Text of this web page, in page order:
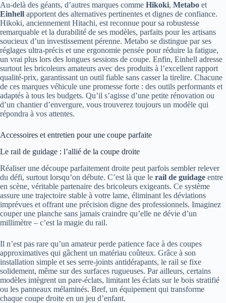
Au-delà des géants, d’autres marques comme Hikoki, Metabo et
Einhell apportent des alternatives pertinentes et dignes de confiance.
Hikoki, anciennement Hitachi, est reconnue pour sa robustesse
remarquable et la durabilité de ses modèles, parfaits pour les artisans
soucieux d’un investissement pérenne. Metabo se distingue par ses
réglages ultra-précis et une ergonomie pensée pour réduire la fatigue,
un vrai plus lors des longues sessions de coupe. Enfin, Einhell adresse
surtout les bricoleurs amateurs avec des produits à l’excellent rapport
qualité-prix, garantissant un outil fiable sans casser la tirelire. Chacune
de ces marques véhicule une promesse forte : des outils performants et
adaptés à tous les budgets. Qu’il s’agisse d’une petite rénovation ou
d’un chantier d’envergure, vous trouverez toujours un modèle qui
répondra à vos attentes.
Accessoires et entretien pour une coupe parfaite
Le rail de guidage : l’allié de la coupe droite
Réaliser une découpe parfaitement droite peut parfois sembler relever
du défi, surtout lorsqu’on débute. C’est là que le rail de guidage entre
en scène, véritable partenaire des bricoleurs exigeants. Ce système
assure une trajectoire stable à votre lame, éliminant les déviations
imprévues et offrant une précision digne des professionnels. Imaginez
couper une planche sans jamais craindre qu’elle ne dévie d’un
millimètre – c’est la magie du rail.
Il n’est pas rare qu’un amateur perde patience face à des coupes
approximatives qui gâchent un matériau coûteux. Grâce à son
installation simple et ses serre-joints antidérapants, le rail se fixe
solidement, même sur des surfaces rugueuses. Par ailleurs, certains
modèles intègrent un pare-éclats, limitant les éclats sur le bois stratifié
ou les panneaux mélaminés. Bref, un équipement qui transforme
chaque coupe droite en un jeu d’enfant.